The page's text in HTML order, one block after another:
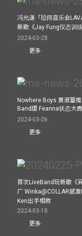
冯允谦「拉阔音乐会
新歌《Jay Fung仪态训
2024-03-28
更多
Nowhere Boys 黄淑蔓
Band版 Feanna状态大
2024-03-26
更多
首次LiveBand玩新歌《
厂 Winka@COLLAR感
Ken出手相救
2024-03-18
更多